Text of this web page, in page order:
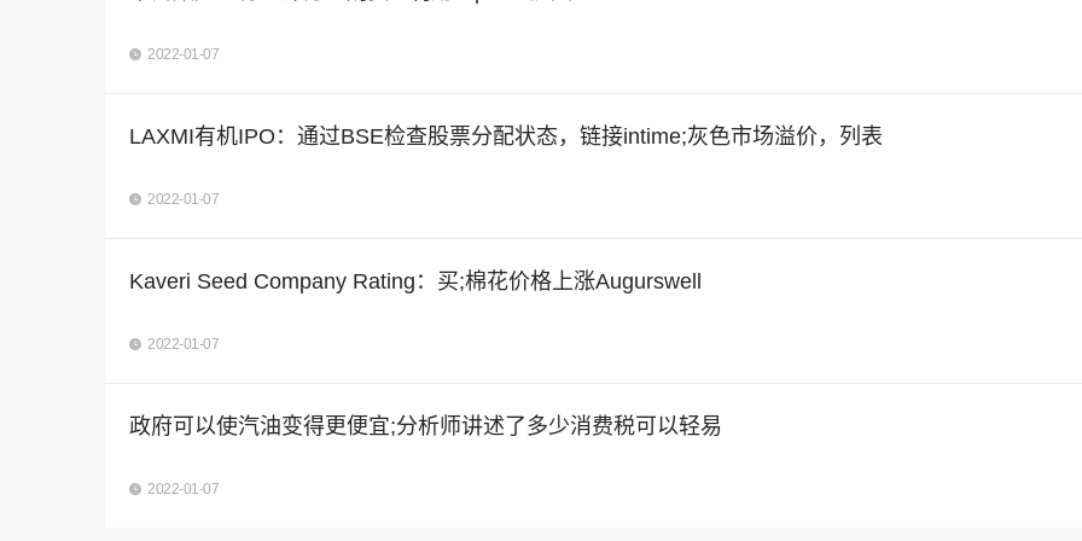
2022-01-07
LAXMI有机IPO：通过BSE检查股票分配状态，链接intime;灰色市场溢价，列表
2022-01-07
Kaveri Seed Company Rating：买;棉花价格上涨Augurswell
2022-01-07
政府可以使汽油变得更便宜;分析师讲述了多少消费税可以轻易
2022-01-07